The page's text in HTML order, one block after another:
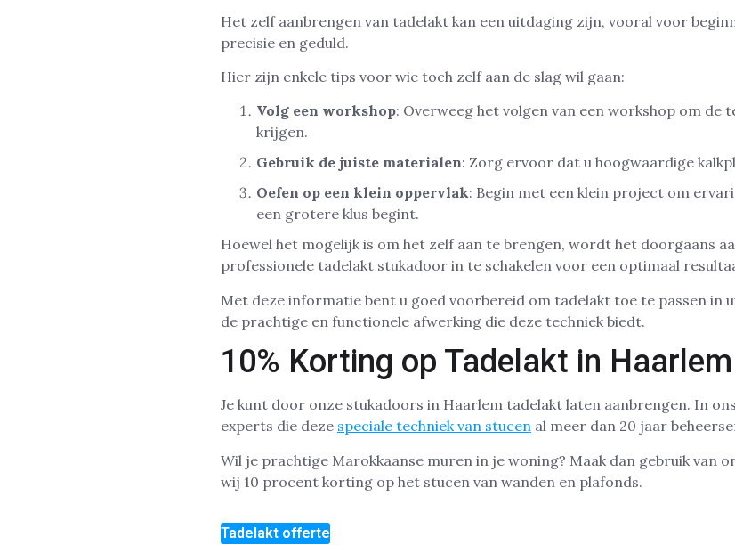
Het zelf aanbrengen van tadelakt kan een uitdaging zijn, vooral voor
precisie en geduld.
Hier zijn enkele tips voor wie toch zelf aan de slag wil gaan:
Volg een workshop: Overweeg het volgen van een workshop om de
krijgen.
Gebruik de juiste materialen: Zorg ervoor dat u hoogwaardige
Oefen op een klein oppervlak: Begin met een klein project om
een grotere klus begint.
Hoewel het mogelijk is om het zelf aan te brengen, wordt het doorgaans
professionele tadelakt stukadoor in te schakelen voor een optimaal
Met deze informatie bent u goed voorbereid om tadelakt toe te passen in
de prachtige en functionele afwerking die deze techniek biedt.
10% Korting op Tadelakt in Haarlem
Je kunt door onze stukadoors in Haarlem tadelakt laten aanbrengen. In
experts die deze speciale techniek van stucen al meer dan 20 jaar
Wil je prachtige Marokkaanse muren in je woning? Maak dan gebruik van
wij 10 procent korting op het stucen van wanden en plafonds.
Tadelakt offerte